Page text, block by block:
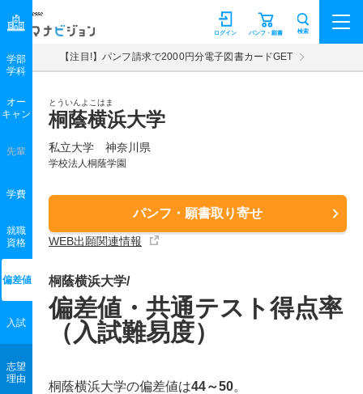
マナビジョン パンフ・願書
ログイン 検索
【注目!】パンフ請求で2000円分電子図書カードGET
とういんよこはま
桐蔭横浜大学
私立大学 神奈川県
学校法人桐蔭学園
パンフ・願書取り寄せ
WEB出願関連情報
学部
学科
オー
キャン
先輩
学費
就職
資格
偏差値
入試
志望
理由
桐蔭横浜大学/
偏差値・共通テスト得点率
（入試難易度）
桐蔭横浜大学の偏差値は44～50。